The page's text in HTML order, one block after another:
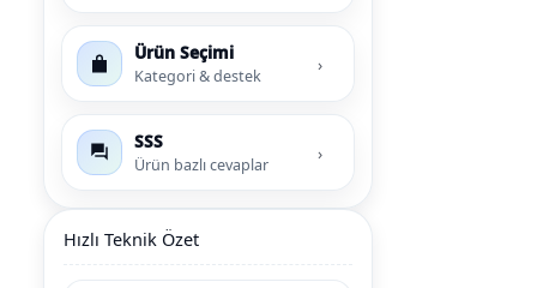
Havuz
Havuz Pompa
Ürün Seçimi
Kategori & destek
›
SSS
Ürün bazlı cevaplar
›
Hızlı Teknik Özet